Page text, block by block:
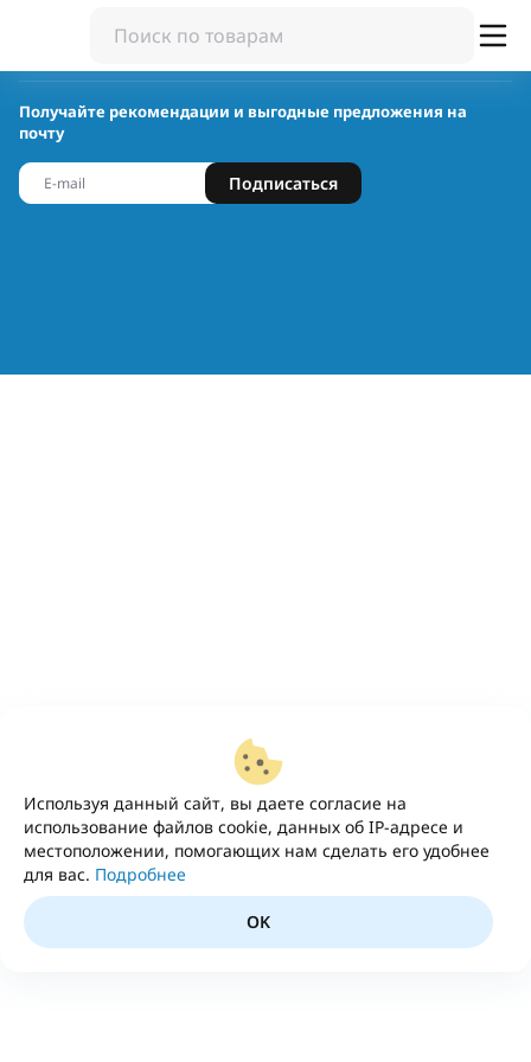
Используя данный сайт, вы даете согласие на
использование файлов cookie, данных об IP-адресе и
местоположении, помогающих нам сделать его удобнее
для вас. Подробнее
OK
Получайте рекомендации и выгодные предложения на
почту
Подписаться